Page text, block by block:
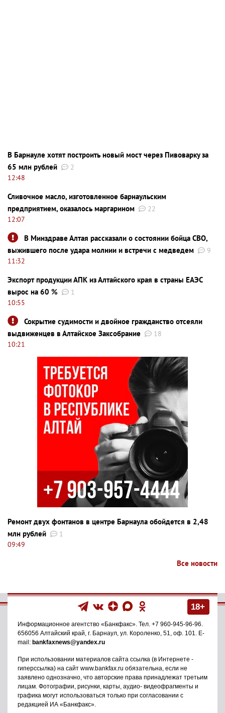
В Барнауле хотят построить новый мост через Пивоварку за
65 млн рублей
2
12:48
Сливочное масло, изготовленное барнаульским
предприятием, оказалось маргарином
22
12:07
В Минздраве Алтая рассказали о состоянии бойца СВО,
выжившего после удара молнии и встречи с медведем
9
11:32
Экспорт продукции АПК из Алтайского края в страны ЕАЭС
вырос на 60 %
1
10:55
Сокрытие судимости и двойное гражданство отсеяли
выдвиженцев в Алтайское Заксобрание
18
10:21
Ремонт двух фонтанов в центре Барнаула обойдется в 2,48
млн рублей
1
09:49
Все новости
18+
Информационное агентство «Банкфакс» . Тел. +7 960-945-96-96
656056 Алтайский край, г. Барнаул ул. Короленко, 51, оф. 101
. E-
mail: bankfaxnews@yandex.ru
При использовании материалов сайта ссылка (в Интернете -
гиперссылка) на сайт www.bankfax.ru обязательна, если не
заявлено однозначно, что авторские права принадлежат третьим
лицам. Фотографии, рисунки, карты, аудио- видеофрагменты и
графика могут использоваться только при согласовании с
редакцией ИА «Банкфакс».